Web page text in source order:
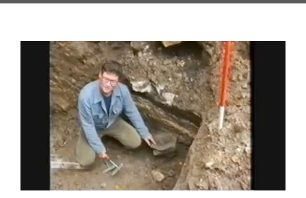
Collectie
Over Ons
BEZOEK
grotere
afbeelding